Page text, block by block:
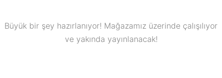
Büyük bir şey hazırlanıyor! Mağazamız üzerinde çalışılıyor
ve yakında yayınlanacak!